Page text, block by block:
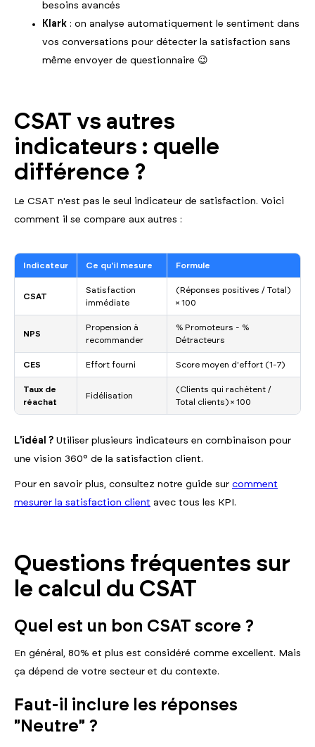
besoins avancés
Klark : on analyse automatiquement le sentiment dans
vos conversations pour détecter la satisfaction sans
même envoyer de questionnaire 😉
CSAT vs autres
indicateurs : quelle
différence ?
Le CSAT n'est pas le seul indicateur de satisfaction. Voici
comment il se compare aux autres :
Indicateur Ce qu'il mesure Formule
CSAT
Satisfaction
immédiate
(Réponses positives / Total)
× 100
NPS
Propension à
recommander
% Promoteurs - %
Détracteurs
CES Effort fourni Score moyen d'effort (1-7)
Taux de
réachat
Fidélisation
(Clients qui rachètent /
Total clients) × 100
L'idéal ? Utiliser plusieurs indicateurs en combinaison pour
une vision 360° de la satisfaction client.
Pour en savoir plus, consultez notre guide sur comment
mesurer la satisfaction client avec tous les KPI.
Questions fréquentes sur
le calcul du CSAT
Quel est un bon CSAT score ?
En général, 80% et plus est considéré comme excellent. Mais
ça dépend de votre secteur et du contexte.
Faut-il inclure les réponses
"Neutre" ?